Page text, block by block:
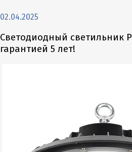
02.04.2025
Светодиодный светильник
гарантией 5 лет!